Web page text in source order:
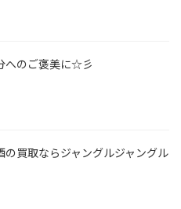
へのご褒美に☆彡
の買取ならジャングルジャングル